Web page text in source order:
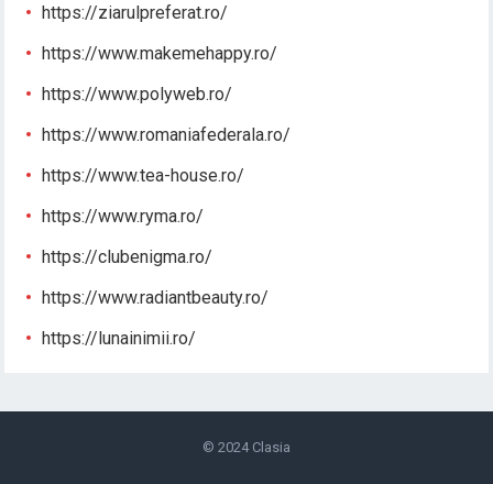
https://ziarulpreferat.ro/
https://www.makemehappy.ro/
https://www.polyweb.ro/
https://www.romaniafederala.ro/
https://www.tea-house.ro/
https://www.ryma.ro/
https://clubenigma.ro/
https://www.radiantbeauty.ro/
https://lunainimii.ro/
© 2024 Clasia